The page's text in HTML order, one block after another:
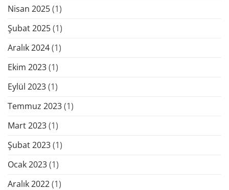
Nisan 2025(1)
Şubat 2025(1)
Aralık 2024(1)
Ekim 2023(1)
Eylül 2023(1)
Temmuz 2023(1)
Mart 2023(1)
Şubat 2023(1)
Ocak 2023(1)
Aralık 2022(1)